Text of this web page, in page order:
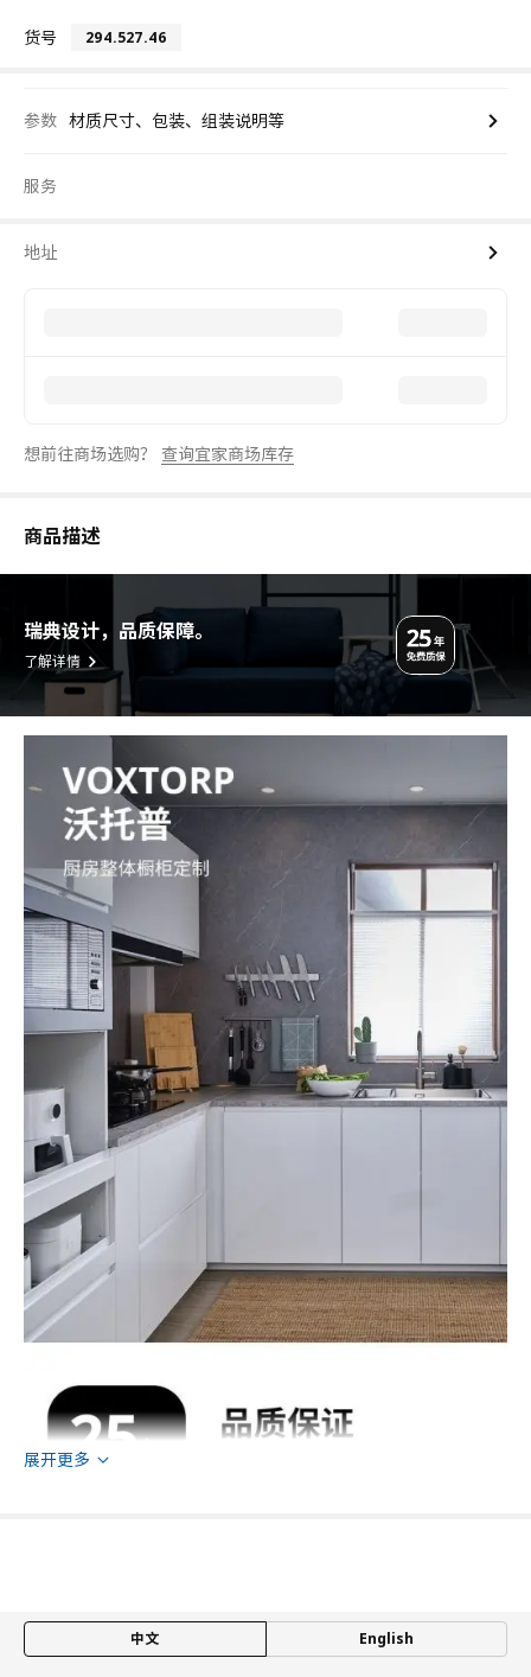
货号 294.527.46
参数 材质尺寸、包装、组装说明等
服务
地址
想前往商场选购？ 查询宜家商场库存
商品描述
瑞典设计，品质保障。
了解详情
展开更多
中文 English